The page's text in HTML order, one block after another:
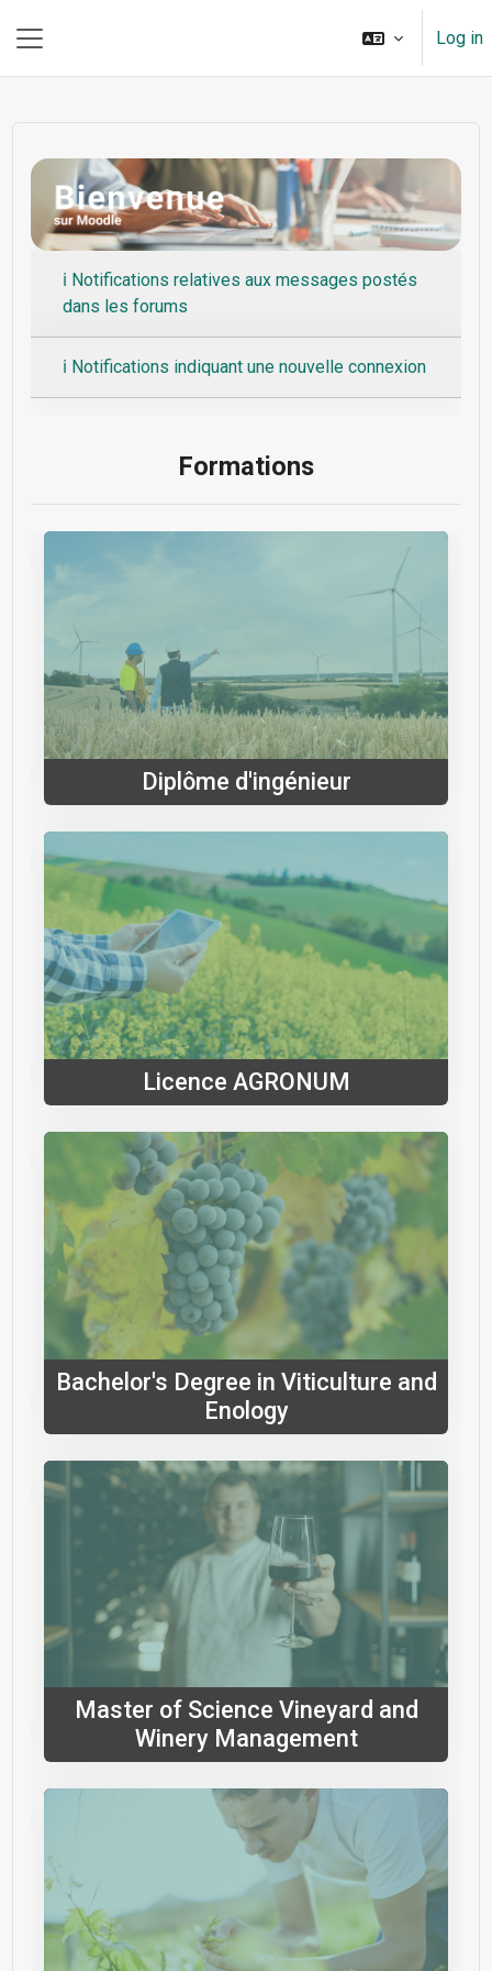
Log in
ℹ️ Notifications relatives aux messages postés
dans les forums
ℹ️ Notifications indiquant une nouvelle connexion
Formations
Diplôme d'ingénieur
Licence AGRONUM
Bachelor's Degree in Viticulture and
Enology
Master of Science Vineyard and
Winery Management